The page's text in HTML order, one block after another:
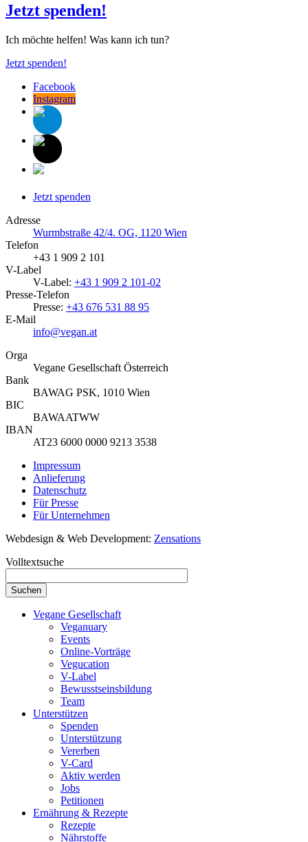
Jetzt spenden!
Ich möchte helfen! Was kann ich tun?
Jetzt spenden!
Facebook
Instagram
Jetzt spenden
Adresse
Wurmbstraße 42/4. OG, 1120 Wien
Telefon
+43 1 909 2 101
V-Label
V-Label: +43 1 909 2 101-02
Presse-Telefon
Presse: +43 676 531 88 95
E-Mail
info@vegan.at
Orga
Vegane Gesellschaft Österreich
Bank
BAWAG PSK, 1010 Wien
BIC
BAWAATWW
IBAN
AT23 6000 0000 9213 3538
Impressum
Anlieferung
Datenschutz
Für Presse
Für Unternehmen
Webdesign & Web Development: Zensations
Volltextsuche
Vegane Gesellschaft
Veganuary
Events
Online-Vorträge
Vegucation
V-Label
Bewusstseinsbildung
Team
Unterstützen
Spenden
Unterstützung
Vererben
V-Card
Aktiv werden
Jobs
Petitionen
Ernährung & Rezepte
Rezepte
Nährstoffe